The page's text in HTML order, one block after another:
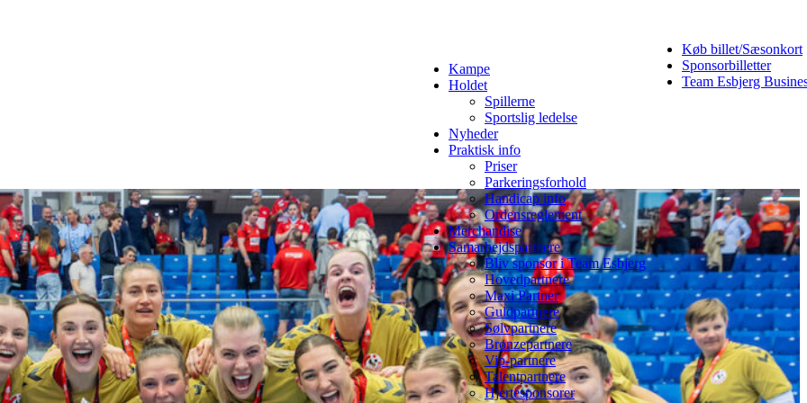
Køb billet/Sæsonkort
Sponsorbilletter
Team Esbjerg
Kampe
Holdet
Spillerne
Sportslig ledelse
Nyheder
Praktisk info
Priser
Parkeringsforhold
Handicap info
Ordensreglement
Merchandise
Samarbejdspartnere
Bliv sponsor i Team Esbjerg
Hovedpartnere
Maxi Partner
Guldpartnere
Sølvpartnere
Bronzepartnere
Vip-partnere
Talentpartnere
Hjertesponsorer